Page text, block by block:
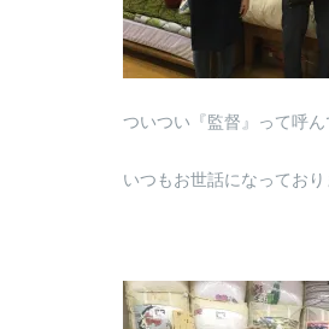
ついつい『監督』って呼
いつもお世話になっており